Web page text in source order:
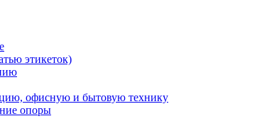
этикеток)
офисную и бытовую технику
опоры